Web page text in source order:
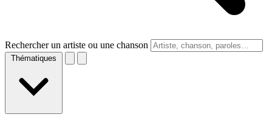
Rechercher un artiste ou une chanson
Thématiques